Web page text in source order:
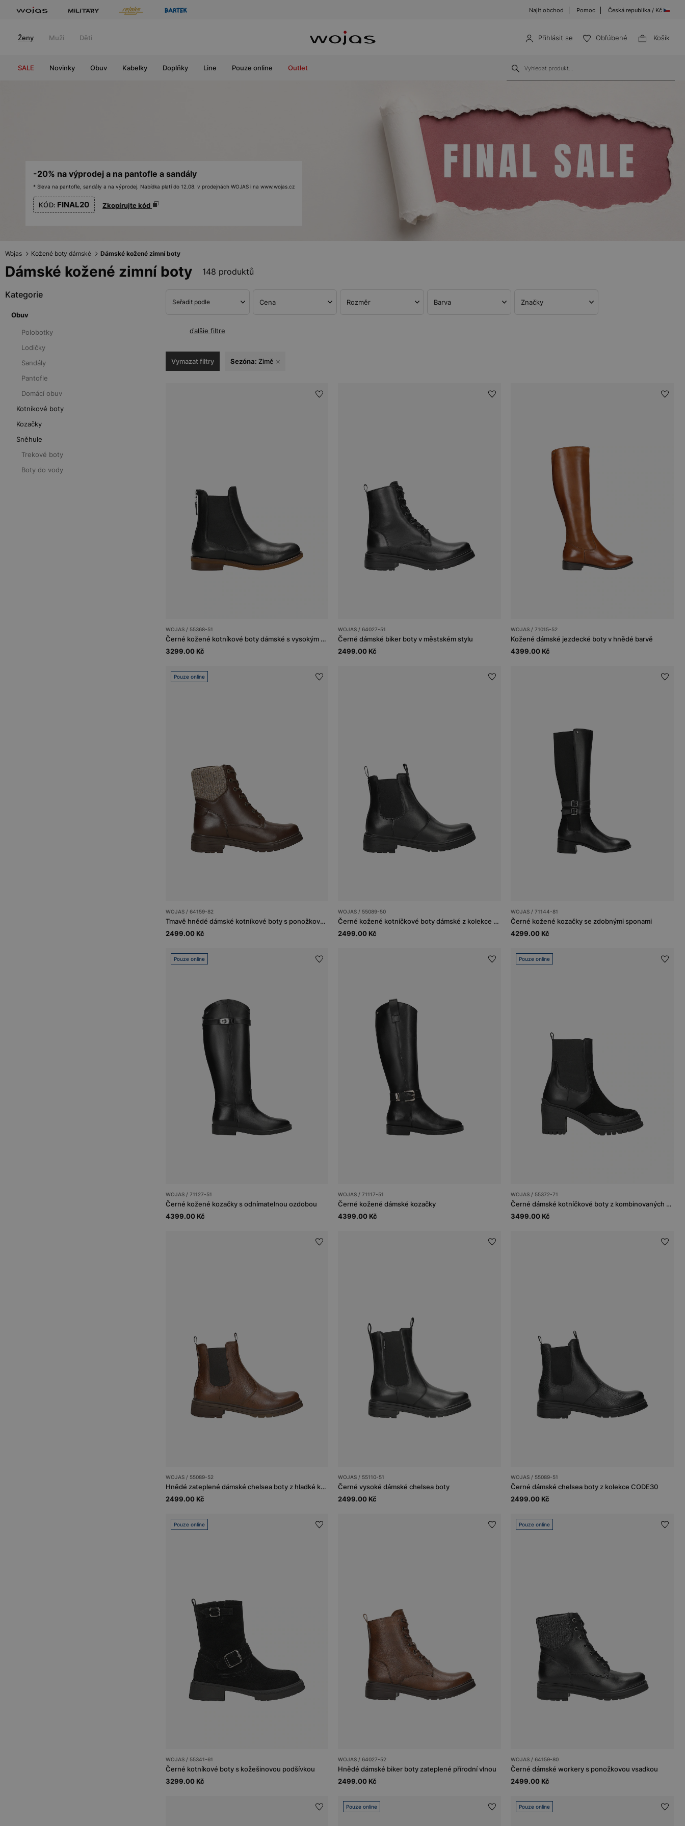
Najít obchod Pomoc Česká republika / Kč
Ženy Muži Děti Přihlásit se Obľúbené Košík
SALE Novinky Obuv Kabelky Doplňky Line Pouze online Outlet
-20% na výprodej a na pantofle a sandály
* Sleva na pantofle, sandály a na výprodej. Nabídka platí do 12.08. v prodejnách WOJAS i na www.wojas.cz
KÓD: FINAL20 Zkopírujte kód
Wojas Kožené boty dámské Dámské kožené zimní boty
Dámské kožené zimní boty 148 produktů
Kategorie
Obuv
Polobotky
Lodičky
Sandály
Pantofle
Domácí obuv
Kotníkové boty
Kozačky
Sněhule
Trekové boty
Boty do vody
Seřadit podle Cena Rozměr Barva Značky
ďalšie filtre
Vymazat filtry Sezóna: Zimě
WOJAS / 55368-51
Černé kožené kotníkové boty dámské s vysokým svrškem
3299.00 Kč
WOJAS / 64027-51
Černé dámské biker boty v městském stylu
2499.00 Kč
WOJAS / 71015-52
Kožené dámské jezdecké boty v hnědé barvě
4399.00 Kč
Pouze online
WOJAS / 64159-82
Tmavě hnědé dámské kotníkové boty s ponožkovou vsadkou
2499.00 Kč
WOJAS / 55089-50
Černé kožené kotníčkové boty dámské z kolekce Code30
2499.00 Kč
WOJAS / 71144-81
Černé kožené kozačky se zdobnými sponami
4299.00 Kč
Pouze online
WOJAS / 71127-51
Černé kožené kozačky s odnímatelnou ozdobou
4399.00 Kč
WOJAS / 71117-51
Černé kožené dámské kozačky
4399.00 Kč
Pouze online
WOJAS / 55372-71
Černé dámské kotníčkové boty z kombinovaných kůží
3499.00 Kč
WOJAS / 55089-52
Hnědé zateplené dámské chelsea boty z hladké kůže
2499.00 Kč
WOJAS / 55110-51
Černé vysoké dámské chelsea boty
2499.00 Kč
WOJAS / 55089-51
Černé dámské chelsea boty z kolekce CODE30
2499.00 Kč
Pouze online
WOJAS / 55341-61
Černé kotníkové boty s kožešinovou podšívkou
3299.00 Kč
WOJAS / 64027-52
Hnědé dámské biker boty zateplené přírodní vlnou
2499.00 Kč
Pouze online
WOJAS / 64159-80
Černé dámské workery s ponožkovou vsadkou
2499.00 Kč
Pouze online Pouze online